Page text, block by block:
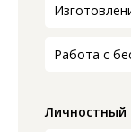
Работа с
Личностный